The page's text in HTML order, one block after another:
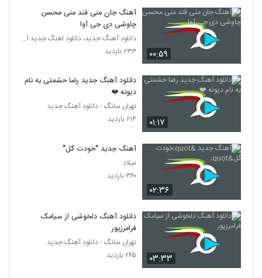
۰۰:۵۹
آهنگ جان منی قند منی محسن
چاوشی دی جی آوا
دانلود آهنگ جدید، دانلود اهنگ جدید ایرانی
۲۳۳ بازدید
۰۱:۱۷
دانلود آهنگ جدید رضا حشمتی به نام
دیونه ❤️
تهران سانگ - دانلود آهنگ جدید
۲۱۴ بازدید
۰۲:۳۶
آهنگ جدید "خودت گل"
میلاد
۳۶۰ بازدید
۰۳:۳۳
دانلود آهنگ دلخوشی از سیامک
فرامرزپور
تهران سانگ - دانلود آهنگ جدید
۲۶۵ بازدید